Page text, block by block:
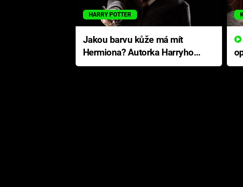
HARRY POTTER
Jakou barvu kůže má mít
Hermiona? Autorka Harryho
Pottera přišla s ráznou
RECENZE: Smrtelné zlo se